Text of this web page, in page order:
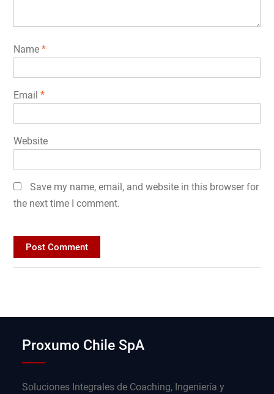
Name *
Email *
Website
Save my name, email, and website in this browser for
the next time I comment.
Proxumo Chile SpA
Soluciones Integrales de Coaching, Ingeniería y